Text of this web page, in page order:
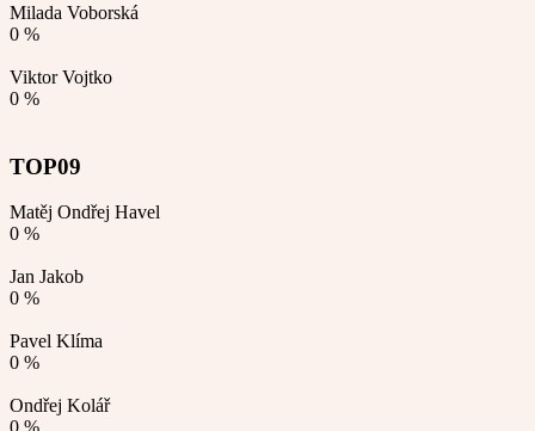
Milada Voborská
0 %
Viktor Vojtko
0 %
TOP09
Matěj Ondřej Havel
0 %
Jan Jakob
0 %
Pavel Klíma
0 %
Ondřej Kolář